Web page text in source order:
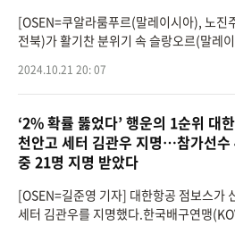
[OSEN=쿠알라룸푸르(말레이시아), 노진
전북)가 활기찬 분위기 속 슬랑오르(말레
시아 쿠알라룸푸
2024.10.21 20: 07
‘2% 확률 뚫었다’ 행운의 1순위 대
천안고 세터 김관우 지명…참가선수
중 21명 지명 받았다
[OSEN=길준영 기자] 대한항공 점보스가
세터 김관우를 지명했다.한국배구연맹